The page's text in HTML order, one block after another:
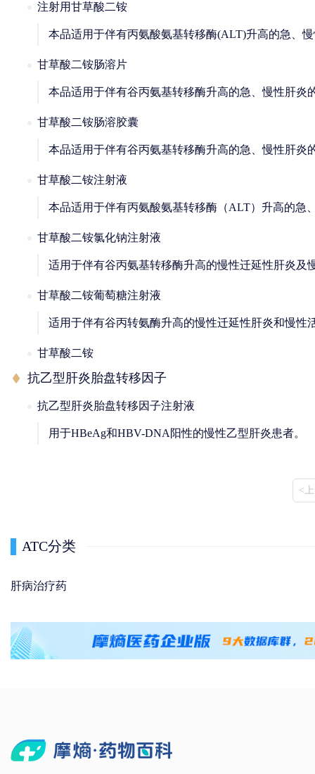
注射用甘草酸二铵
本品适用于伴有丙氨酸氨基转移酶(ALT)升高的急、
甘草酸二铵肠溶片
本品适用于伴有谷丙氨基转移酶升高的急、慢性肝炎
甘草酸二铵肠溶胶囊
本品适用于伴有谷丙氨基转移酶升高的急、慢性肝炎
甘草酸二铵注射液
本品适用于伴有丙氨酸氨基转移酶（ALT）升高的急
甘草酸二铵氯化钠注射液
适用于伴有谷丙氨基转移酶升高的慢性迁延性肝炎及
甘草酸二铵葡萄糖注射液
适用于伴有谷丙转氨酶升高的慢性迁延性肝炎和慢性
甘草酸二铵
抗乙型肝炎胎盘转移因子
抗乙型肝炎胎盘转移因子注射液
用于HBeAg和HBV-DNA阳性的慢性乙型肝炎患者。
<
ATC分类
肝病治疗药